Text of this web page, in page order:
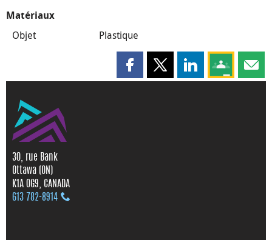
Matériaux
Objet Plastique
Partager cette page sur
Partager cette page sur X
Partager cette
Partagez
30, rue Bank
Ottawa (ON)
K1A 0G9, CANADA
613 782‑8914